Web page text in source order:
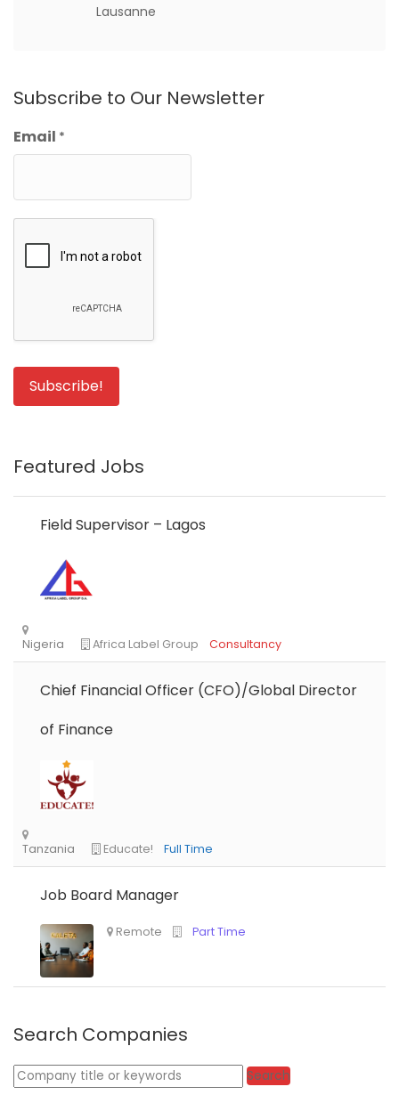
Lausanne
Subscribe to Our Newsletter
Email *
Featured Jobs
Field Supervisor – Lagos
Chief Financial Officer (CFO)/Global Director
of Finance
Job Board Manager
Search Companies
Keywords Search